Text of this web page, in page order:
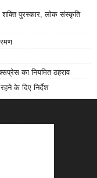
शक्ति पुरस्कार, लोक संस्कृति
का नियमित ठहराव
के दिए निर्देश